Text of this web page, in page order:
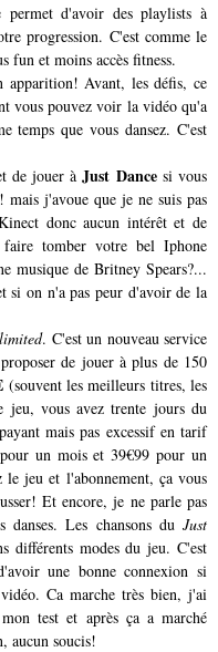
permet d'avoir des playlists à
progression. C'est comme le
fun et moins accès fitness.
Avant, les défis, ce
vous pouvez voir la vidéo qu'a
temps que vous dansez. C'est
de jouer àJust Dancesi vous
j'avoue que je ne suis pas
donc aucun intérêt et de
tomber votre bel Iphone
musique de Britney Spears?...
si on n'a pas peur d'avoir de la
. C'est un nouveau service
de jouer à plus de 150
(souvent les meilleurs titres, les
jeu, vous avez trente jours du
mais pas excessif en tarif
un mois et 39€99 pour un
jeu et l'abonnement, ça vous
Et encore, je ne parle pas
Les chansons du Just
différents modes du jeu. C'est
une bonne connexion si
Ca marche très bien, j'ai
test et après ça a marché
aucun soucis!